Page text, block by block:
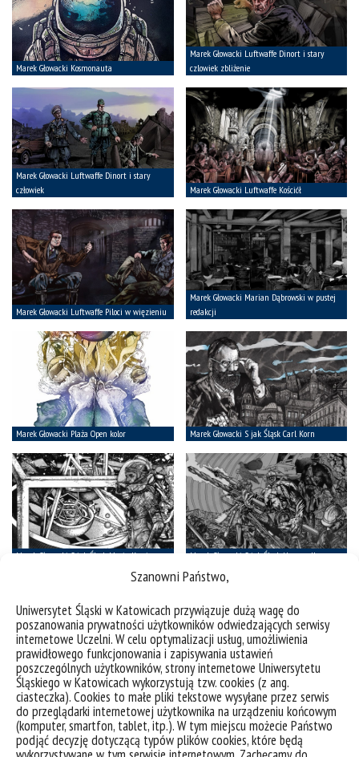
Szanowni Państwo,
Uniwersytet Śląski w Katowicach przywiązuje dużą wagę do
poszanowania prywatności użytkowników odwiedzających serwisy
internetowe Uczelni. W celu optymalizacji usług, umożliwienia
prawidłowego funkcjonowania i zapisywania ustawień
poszczególnych użytkowników, strony internetowe Uniwersytetu
Śląskiego w Katowicach wykorzystują tzw. cookies (z ang.
ciasteczka). Cookies to małe pliki tekstowe wysyłane przez serwis
do przeglądarki internetowej użytkownika na urządzeniu końcowym
(komputer, smartfon, tablet, itp.). W tym miejscu możecie Państwo
podjąć decyzję dotyczącą typów plików cookies, które będą